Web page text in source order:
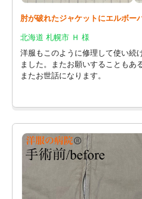
肘が破れたジャケットにエルボー
北海道 札幌市 Ｈ 様
洋服もこのように修理して使い続
ました。またお願いすることもあ
またお世話になります。